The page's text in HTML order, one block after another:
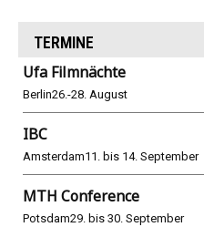
TERMINE
Ufa Filmnächte
Berlin26.-28. August
IBC
Amsterdam11. bis 14. September
MTH Conference
Potsdam29. bis 30. September